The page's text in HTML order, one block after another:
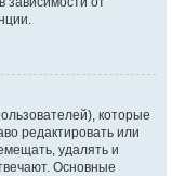
которые
редактировать или
удалять и
Основные